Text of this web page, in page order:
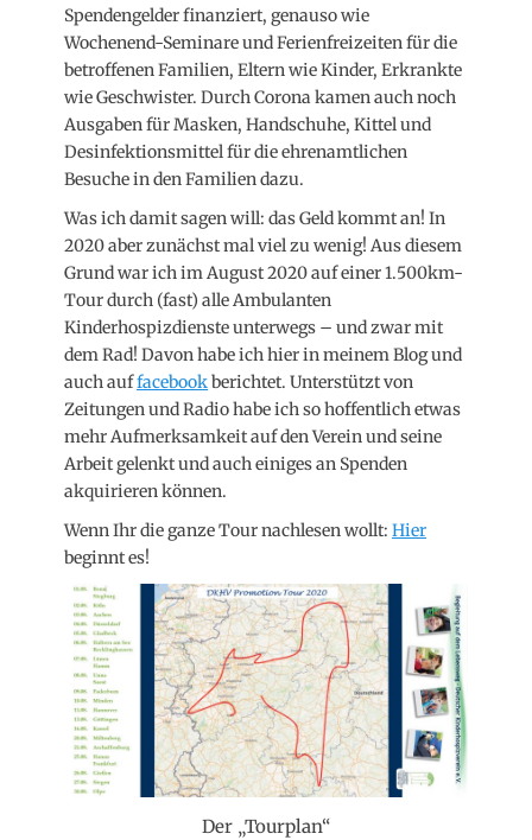
Spendengelder finanziert, genauso wie
Wochenend-Seminare und Ferienfreizeiten für die
betroffenen Familien, Eltern wie Kinder, Erkrankte
wie Geschwister. Durch Corona kamen auch noch
Ausgaben für Masken, Handschuhe, Kittel und
Desinfektionsmittel für die ehrenamtlichen
Besuche in den Familien dazu.
Was ich damit sagen will: das Geld kommt an! In
2020 aber zunächst mal viel zu wenig! Aus diesem
Grund war ich im August 2020 auf einer 1.500km-
Tour durch (fast) alle Ambulanten
Kinderhospizdienste unterwegs – und zwar mit
dem Rad! Davon habe ich hier in meinem Blog und
auch auffacebookberichtet. Unterstützt von
Zeitungen und Radio habe ich so hoffentlich etwas
mehr Aufmerksamkeit auf den Verein und seine
Arbeit gelenkt und auch einiges an Spenden
akquirieren können.
Wenn Ihr die ganze Tour nachlesen wollt: Hier
beginnt es!
Der „Tourplan“